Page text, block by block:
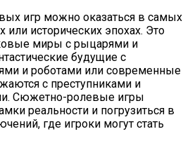
игр можно оказаться в самых
или исторических эпохах. Это
миры с рыцарями и
будущие с
и роботами или современные
с преступниками и
Сюжетно-ролевые игры
реальности и погрузиться в
где игроки могут стать